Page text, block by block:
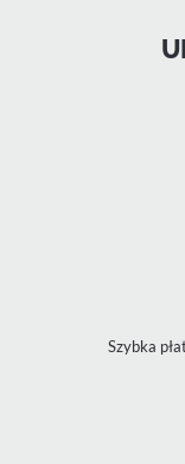
Szybka